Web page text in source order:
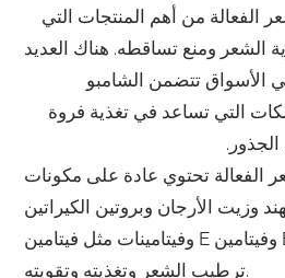
الفعالة من أهم المنتجات التي
الشعر ومنع تساقطه. هناك العديد
الأسواق تتضمن الشامبو
التي تساعد في تغذية فروة
الفعالة تحتوي عادة على مكونات
وزيت الأرجان وبروتين الكيراتين
وفيتامينات مثل فيتامين E وفيتامين B5 التي تعمل على
ترطيب الشعر وتغذيته وتقويته.